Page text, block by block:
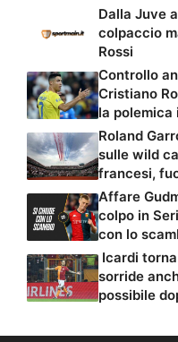
Dalla Juve
colpaccio
Rossi
Controllo
Cristiano
la polemica
Roland
sulle wild
francesi,
Affare
colpo in
con lo
Icardi
sorride
possibile